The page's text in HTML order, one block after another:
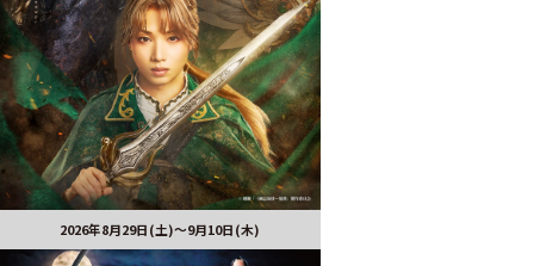
2026年8月29日(土)〜9月10日(木)